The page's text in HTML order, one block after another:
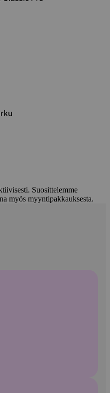
Suosittelemme
myös myyntipakkauksesta.